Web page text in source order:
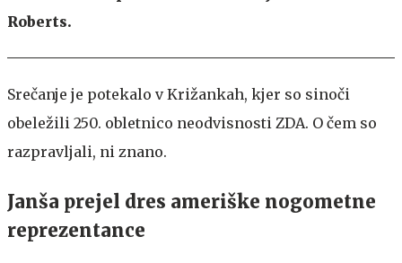
Roberts.
Srečanje je potekalo v Križankah, kjer so sinoči
obeležili 250. obletnico neodvisnosti ZDA. O čem so
razpravljali, ni znano.
Janša prejel dres ameriške nogometne
reprezentance